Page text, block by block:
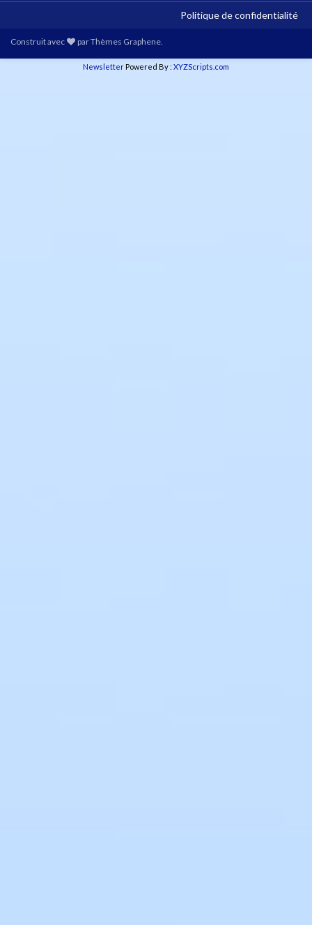
Politique de confidentialité
Construit avec parThèmes Graphene.
NewsletterPowered By : XYZScripts.com